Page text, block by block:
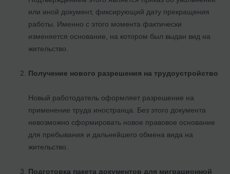
или иной документ, фиксирующий дату прекращения
работы. Именно с этого момента фактически
изменяется основание, на котором был выдан вид на
жительство.
Получение нового разрешения на трудоустройство
Новый работодатель оформляет разрешение на
применение труда иностранца. Без этого документа
невозможно сформировать новое правовое основание
для пребывания и дальнейшего обмена вида на
жительство.
Подготовка пакета документов для миграционной